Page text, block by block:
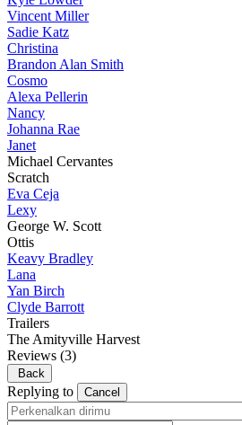
Vincent Miller
Sadie Katz
Christina
Brandon Alan Smith
Cosmo
Alexa Pellerin
Nancy
Johanna Rae
Janet
Michael Cervantes
Scratch
Eva Ceja
Lexy
George W. Scott
Ottis
Keavy Bradley
Lana
Yan Birch
Clyde Barrott
Trailers
The Amityville Harvest
Reviews (3)
Back
Replying to Cancel